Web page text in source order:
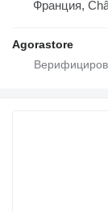
Франция,
Agorastore